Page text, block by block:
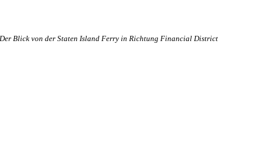
Der Blick von der Staten Island Ferry in Richtung Financial District